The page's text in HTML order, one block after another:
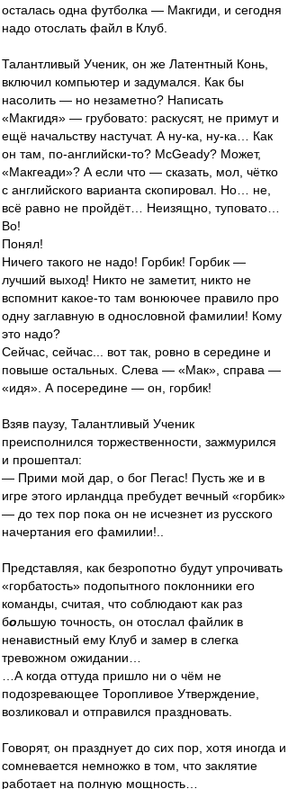
осталась одна футболка — Макгиди, и сегодня
надо отослать файл в Клуб.
Талантливый Ученик, он же Латентный Конь,
включил компьютер и задумался. Как бы
насолить — но незаметно? Написать
«Макгидя» — грубовато: раскусят, не примут и
ещё начальству настучат. А ну-ка, ну-ка… Как
он там, по-английски-то? McGeady? Может,
«Макгеади»? А если что — сказать, мол, чётко
с английского варианта скопировал. Но… не,
всё равно не пройдёт… Неизящно, туповато…
Во!
Понял!
Ничего такого не надо! Горбик! Горбик —
лучший выход! Никто не заметит, никто не
вспомнит какое-то там вонюючее правило про
одну заглавную в однословной фамилии! Кому
это надо?
Сейчас, сейчас... вот так, ровно в середине и
повыше остальных. Слева — «Мак», справа —
«идя». А посередине — он, горбик!
Взяв паузу, Талантливый Ученик
преисполнился торжественности, зажмурился
и прошептал:
— Прими мой дар, о бог Пегас! Пусть же и в
игре этого ирландца пребудет вечный «горбик»
— до тех пор пока он не исчезнет из русского
начертания его фамилии!..
Представляя, как безропотно будут упрочивать
«горбатость» подопытного поклонники его
команды, считая, что соблюдают как раз
большую точность, он отослал файлик в
ненавистный ему Клуб и замер в слегка
тревожном ожидании…
…А когда оттуда пришло ни о чём не
подозревающее Торопливое Утверждение,
возликовал и отправился праздновать.
Говорят, он празднует до сих пор, хотя иногда и
сомневается немножко в том, что заклятие
работает на полную мощность…